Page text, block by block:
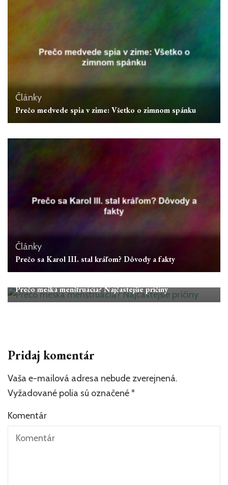
Články
Prečo medvede spia v zime: Všetko o zimnom spánku
Články
Prečo sa Karol III. stal kráľom? Dôvody a fakty
Prečo mešká menštruácia? Najčastejšie príčiny
Pridaj komentár
Vaša e-mailová adresa nebude zverejnená.
Vyžadované polia sú označené*
Komentár